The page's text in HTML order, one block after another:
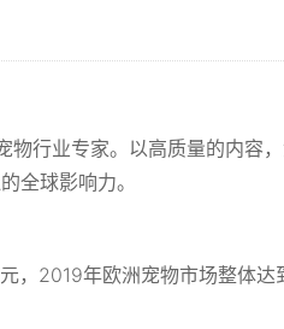
行业专家。以高质量的内容
全球影响力。
，2019年欧洲宠物市场整体